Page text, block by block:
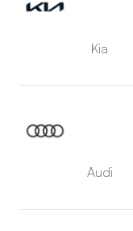
Kia
Audi